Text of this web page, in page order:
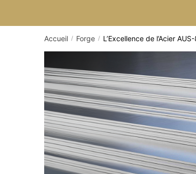
Accueil / Forge / L’Excellence de l’Acier